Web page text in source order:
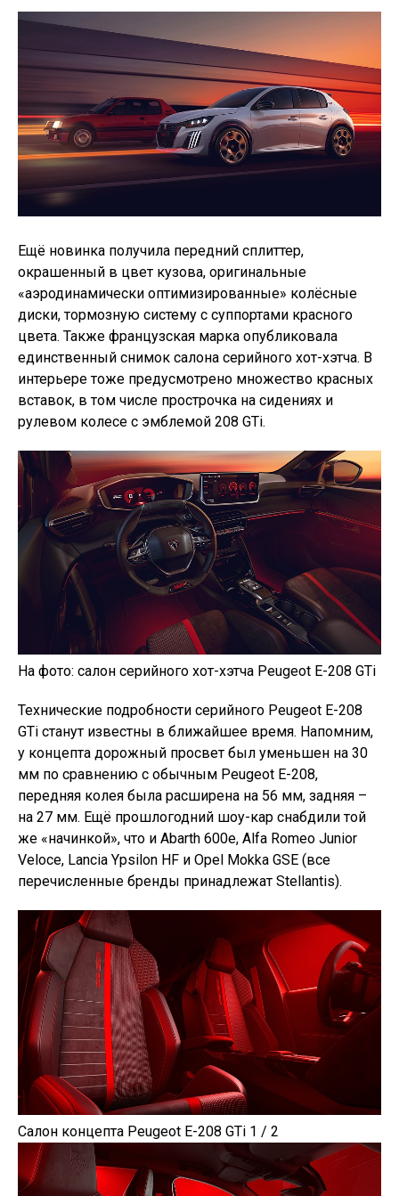
Ещё новинка получила передний сплиттер,
окрашенный в цвет кузова, оригинальные
«аэродинамически оптимизированные» колёсные
диски, тормозную систему с суппортами красного
цвета. Также французская марка опубликовала
единственный снимок салона серийного хот-хэтча. В
интерьере тоже предусмотрено множество красных
вставок, в том числе прострочка на сидениях и
рулевом колесе с эмблемой 208 GTi.
На фото: салон серийного хот-хэтча Peugeot E-208 GTi
Технические подробности серийного Peugeot E-208
GTi станут известны в ближайшее время. Напомним,
у концепта дорожный просвет был уменьшен на 30
мм по сравнению с обычным Peugeot E-208,
передняя колея была расширена на 56 мм, задняя –
на 27 мм. Ещё прошлогодний шоу-кар снабдили той
же «начинкой», что и Abarth 600e, Alfa Romeo Junior
Veloce, Lancia Ypsilon HF и Opel Mokka GSE (все
перечисленные бренды принадлежат Stellantis).
Салон концепта Peugeot E-208 GTi 1 / 2